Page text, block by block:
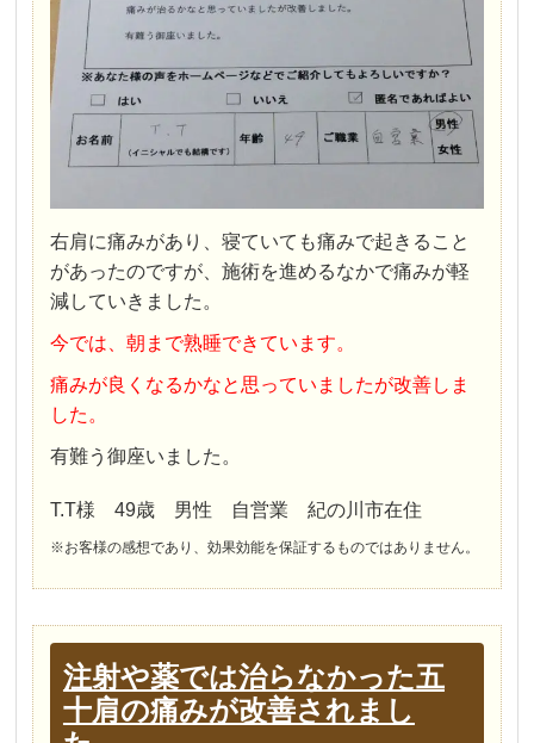
右肩に痛みがあり、寝ていても痛みで起きること
があったのですが、施術を進めるなかで痛みが軽
減していきました。
今では、朝まで熟睡できています。
痛みが良くなるかなと思っていましたが改善しま
した。
有難う御座いました。
T.T様 49歳 男性 自営業 紀の川市在住
※お客様の感想であり、効果効能を保証するものではありません。
注射や薬では治らなかった五
十肩の痛みが改善されまし